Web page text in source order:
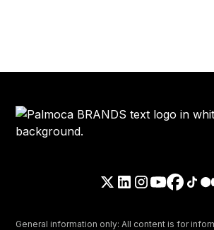
General information only: All content is for